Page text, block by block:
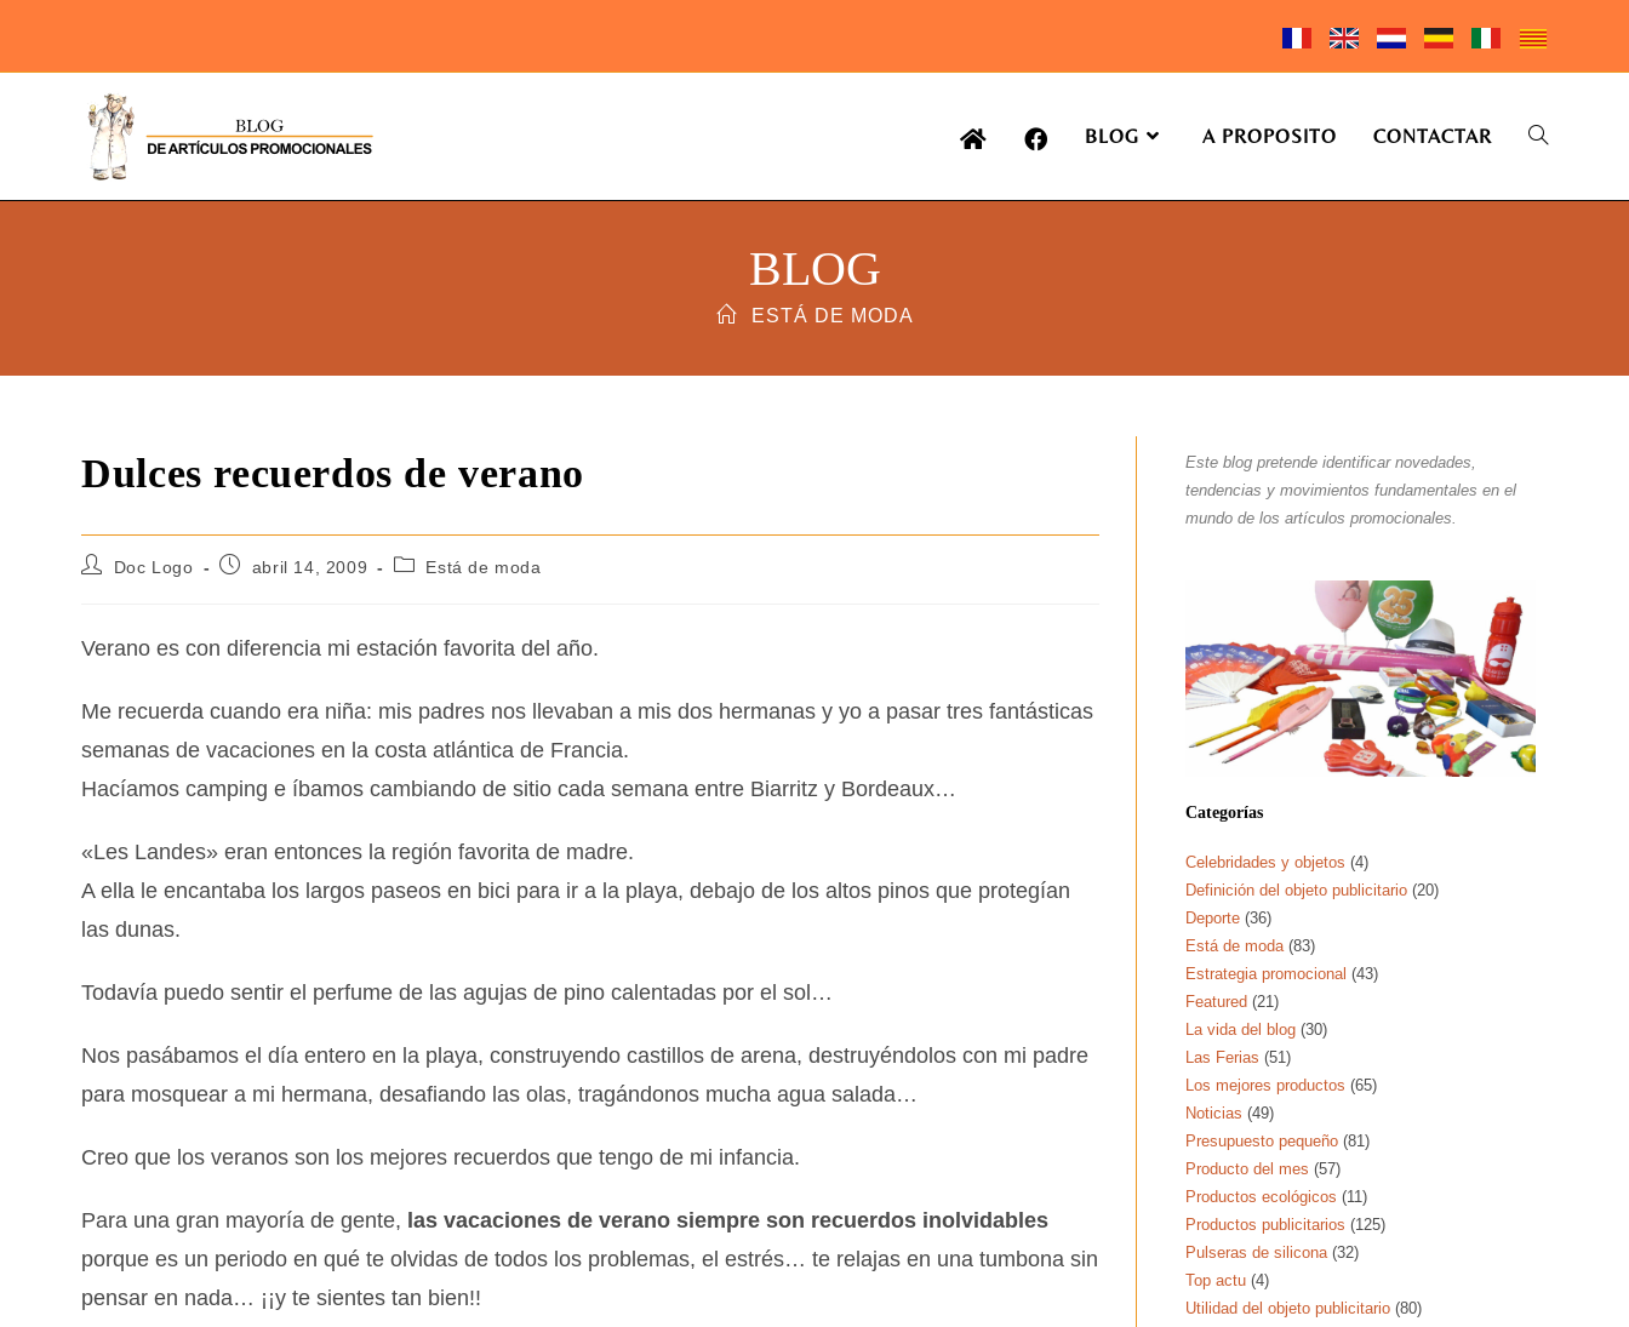
BLOG A PROPOSITO CONTACTAR
BLOG
ESTÁ DE MODA
Dulces recuerdos de verano
Doc Logo abril 14, 2009 Está de moda
Verano es con diferencia mi estación favorita del año.
Me recuerda cuando era niña: mis padres nos llevaban a mis dos hermanas y yo a pasar tres fantásticas
semanas de vacaciones en la costa atlántica de Francia.
Hacíamos camping e íbamos cambiando de sitio cada semana entre Biarritz y Bordeaux…
«Les Landes» eran entonces la región favorita de madre.
A ella le encantaba los largos paseos en bici para ir a la playa, debajo de los altos pinos que protegían
las dunas.
Todavía puedo sentir el perfume de las agujas de pino calentadas por el sol…
Nos pasábamos el día entero en la playa, construyendo castillos de arena, destruyéndolos con mi padre
para mosquear a mi hermana, desafiando las olas, tragándonos mucha agua salada…
Creo que los veranos son los mejores recuerdos que tengo de mi infancia.
Para una gran mayoría de gente, las vacaciones de verano siempre son recuerdos inolvidables
porque es un periodo en qué te olvidas de todos los problemas, el estrés… te relajas en una tumbona sin
pensar en nada… ¡¡y te sientes tan bien!!
Este blog pretende identificar novedades,
tendencias y movimientos fundamentales en el
mundo de los artículos promocionales.
Categorías
Celebridades y objetos (4)
Definición del objeto publicitario (20)
Deporte (36)
Está de moda (83)
Estrategia promocional (43)
Featured (21)
La vida del blog (30)
Las Ferias (51)
Los mejores productos (65)
Noticias (49)
Presupuesto pequeño (81)
Producto del mes (57)
Productos ecológicos (11)
Productos publicitarios (125)
Pulseras de silicona (32)
Top actu (4)
Utilidad del objeto publicitario (80)